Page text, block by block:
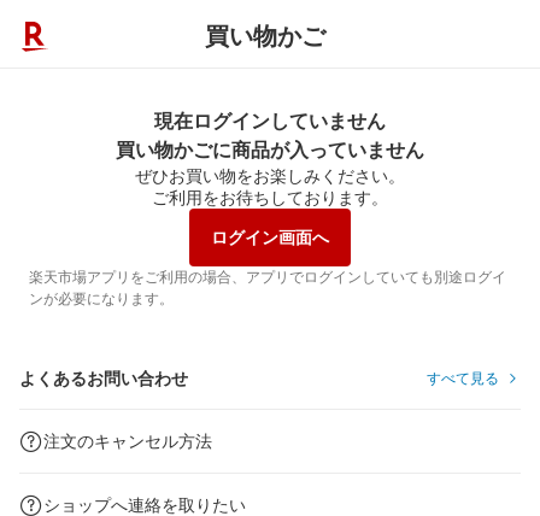
買い物かご
現在ログインしていません
買い物かごに商品が入っていません
ぜひお買い物をお楽しみください。
ご利用をお待ちしております。
ログイン画面へ
楽天市場アプリをご利用の場合、アプリでログインしていても別途ログイ
ンが必要になります。
よくあるお問い合わせ すべて見る
注文のキャンセル方法
ショップへ連絡を取りたい